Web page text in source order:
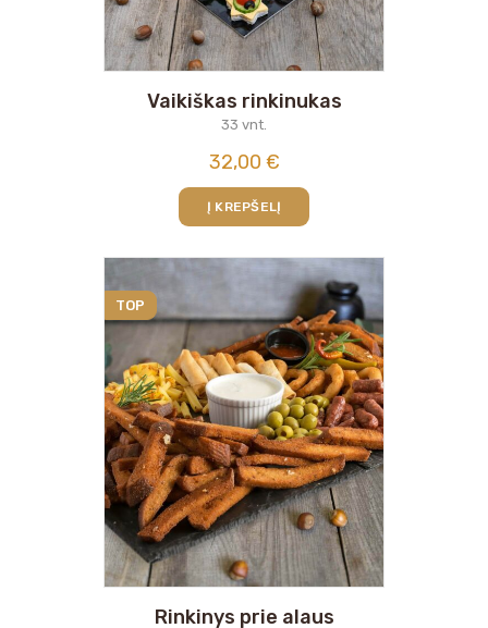
Vaikiškas rinkinukas
33 vnt.
32,00 €
Į KREPŠELĮ
TOP
Rinkinys prie alaus